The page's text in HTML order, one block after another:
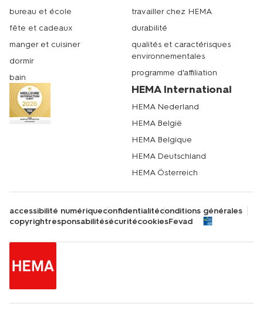
bureau et école
fête et cadeaux
manger et cuisiner
dormir
bain
travailler chez HEMA
durabilité
qualités et caractérisques
environnementales
programme d'affiliation
HEMA International
HEMA Nederland
HEMA België
HEMA Belgique
HEMA Deutschland
HEMA Österreich
accessibilité numériqueconfidentialitéconditions générales
copyrightresponsabilitésécuritécookiesFevad